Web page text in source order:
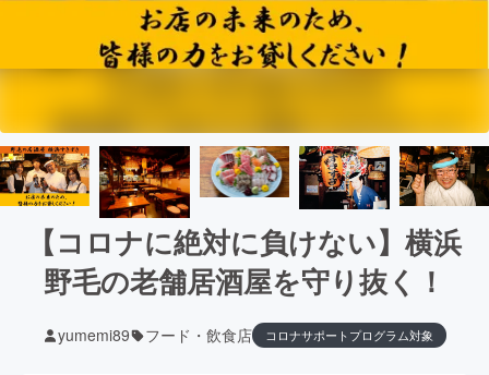
【コロナに絶対に負けない】横浜
野毛の老舗居酒屋を守り抜く！
yumemi89 フード・飲食店 コロナサポートプログラム対象